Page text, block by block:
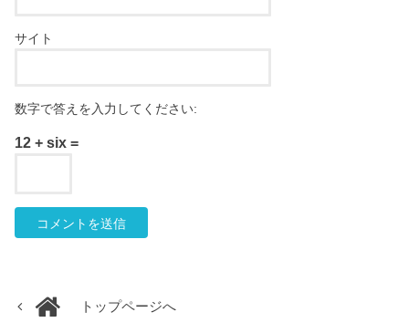
サイト
数字で答えを入力してください:
12 + six =
トップページへ